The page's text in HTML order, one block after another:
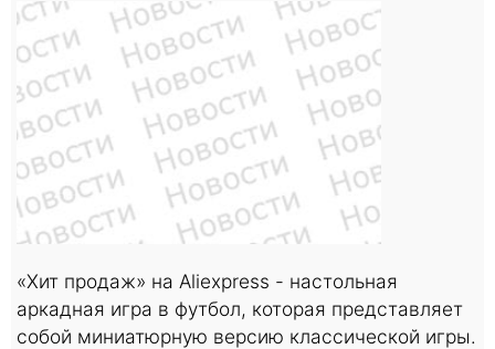
«Хит продаж» на Aliexpress - настольная
аркадная игра в футбол, которая представляет
собой миниатюрную версию классической игры.